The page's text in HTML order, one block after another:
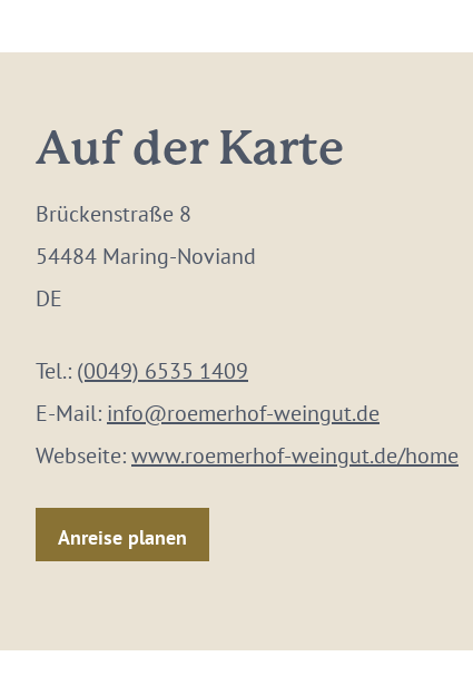
Auf der Karte
Brückenstraße 8
54484 Maring-Noviand
DE
Tel.: (0049) 6535 1409
E-Mail: info@roemerhof-weingut.de
Webseite:www.roemerhof-weingut.de/home
Anreise planen